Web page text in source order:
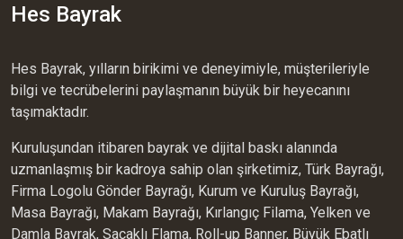
Hes Bayrak
Hes Bayrak, yılların birikimi ve deneyimiyle, müşterileriyle
bilgi ve tecrübelerini paylaşmanın büyük bir heyecanını
taşımaktadır.
Kuruluşundan itibaren bayrak ve dijital baskı alanında
uzmanlaşmış bir kadroya sahip olan şirketimiz, Türk Bayrağı,
Firma Logolu Gönder Bayrağı, Kurum ve Kuruluş Bayrağı,
Masa Bayrağı, Makam Bayrağı, Kırlangıç Filama, Yelken ve
Damla Bayrak, Saçaklı Flama, Roll-up Banner, Büyük Ebatlı